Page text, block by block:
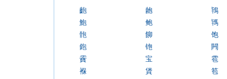
齙 龅
鴇
鮑
鲍
駂
骲
飹
饱
鉋
铇
闁
靌
宝
雹
褓
賲
笣